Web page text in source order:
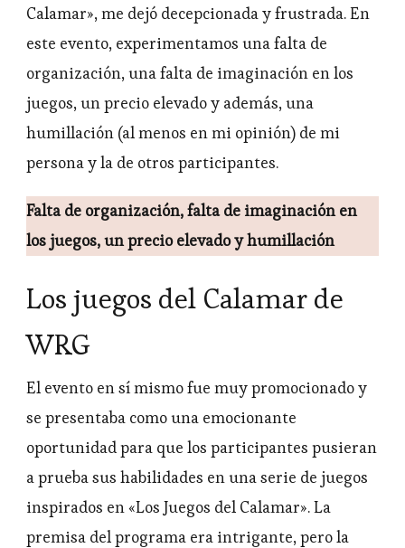
Calamar», me dejó decepcionada y frustrada. En
este evento, experimentamos una falta de
organización, una falta de imaginación en los
juegos, un precio elevado y además, una
humillación (al menos en mi opinión) de mi
persona y la de otros participantes.
Falta de organización, falta de imaginación en
los juegos, un precio elevado y humillación
Los juegos del Calamar de
WRG
El evento en sí mismo fue muy promocionado y
se presentaba como una emocionante
oportunidad para que los participantes pusieran
a prueba sus habilidades en una serie de juegos
inspirados en «Los Juegos del Calamar». La
premisa del programa era intrigante, pero la